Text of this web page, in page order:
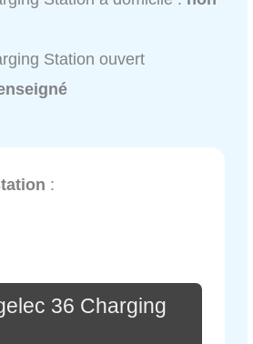
Station ouvert
:
36 Charging